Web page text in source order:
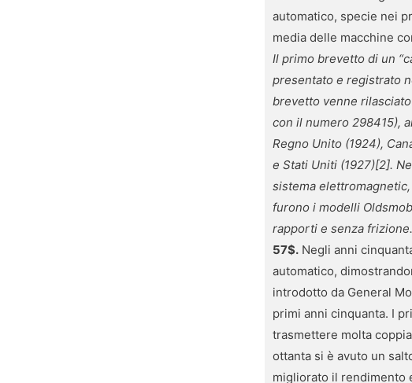
automatico, specie nei
media delle macchine
Il primo brevetto di un
presentato e registrato
brevetto venne
con il numero 298415),
Regno Unito (1924),
e Stati Uniti (1927)[2].
sistema
furono i modelli
rapporti e senza
57$. Negli anni
automatico,
introdotto da General
primi anni cinquanta. I
trasmettere molta
ottanta si è avuto un
migliorato il rendimento